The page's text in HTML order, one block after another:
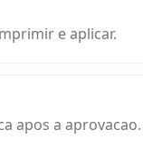
e aplicar.
apos a aprovacao.